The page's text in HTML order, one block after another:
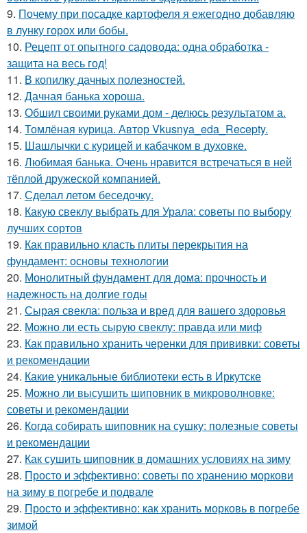
9. Почему при посадке картофеля я ежегодно добавляю
в лунку горох или бобы.
10. Рецепт от опытного садовода: одна обработка -
защита на весь год!
11. В копилку дачных полезностей.
12. Дачная банька хороша.
13. Обшил своими руками дом - делюсь результатом а.
14. Томлёная курица. Автор Vkusnya_eda_Recepty.
15. Шашлычки с курицей и кабачком в духовке.
16. Любимая банька. Очень нравится встречаться в ней
тёплой дружеской компанией.
17. Сделал летом беседочку.
18. Какую свеклу выбрать для Урала: советы по выбору
лучших сортов
19. Как правильно класть плиты перекрытия на
фундамент: основы технологии
20. Монолитный фундамент для дома: прочность и
надежность на долгие годы
21. Сырая свекла: польза и вред для вашего здоровья
22. Можно ли есть сырую свеклу: правда или миф
23. Как правильно хранить черенки для прививки: советы
и рекомендации
24. Какие уникальные библиотеки есть в Иркутске
25. Можно ли высушить шиповник в микроволновке:
советы и рекомендации
26. Когда собирать шиповник на сушку: полезные советы
и рекомендации
27. Как сушить шиповник в домашних условиях на зиму
28. Просто и эффективно: советы по хранению моркови
на зиму в погребе и подвале
29. Просто и эффективно: как хранить морковь в погребе
зимой